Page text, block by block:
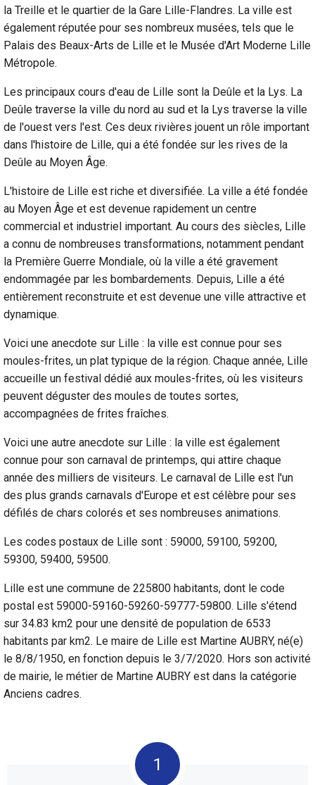
la Treille et le quartier de la Gare Lille-Flandres. La ville est
également réputée pour ses nombreux musées, tels que le
Palais des Beaux-Arts de Lille et le Musée d'Art Moderne Lille
Métropole.
Les principaux cours d'eau de Lille sont la Deûle et la Lys. La
Deûle traverse la ville du nord au sud et la Lys traverse la ville
de l'ouest vers l'est. Ces deux rivières jouent un rôle important
dans l'histoire de Lille, qui a été fondée sur les rives de la
Deûle au Moyen Âge.
L'histoire de Lille est riche et diversifiée. La ville a été fondée
au Moyen Âge et est devenue rapidement un centre
commercial et industriel important. Au cours des siècles, Lille
a connu de nombreuses transformations, notamment pendant
la Première Guerre Mondiale, où la ville a été gravement
endommagée par les bombardements. Depuis, Lille a été
entièrement reconstruite et est devenue une ville attractive et
dynamique.
Voici une anecdote sur Lille : la ville est connue pour ses
moules-frites, un plat typique de la région. Chaque année, Lille
accueille un festival dédié aux moules-frites, où les visiteurs
peuvent déguster des moules de toutes sortes,
accompagnées de frites fraîches.
Voici une autre anecdote sur Lille : la ville est également
connue pour son carnaval de printemps, qui attire chaque
année des milliers de visiteurs. Le carnaval de Lille est l'un
des plus grands carnavals d'Europe et est célèbre pour ses
défilés de chars colorés et ses nombreuses animations.
Les codes postaux de Lille sont : 59000, 59100, 59200,
59300, 59400, 59500.
Lille est une commune de 225800 habitants, dont le code
postal est 59000-59160-59260-59777-59800. Lille s'étend
sur 34.83 km2 pour une densité de population de 6533
habitants par km2. Le maire de Lille est Martine AUBRY, né(e)
le 8/8/1950, en fonction depuis le 3/7/2020. Hors son activité
de mairie, le métier de Martine AUBRY est dans la catégorie
Anciens cadres.